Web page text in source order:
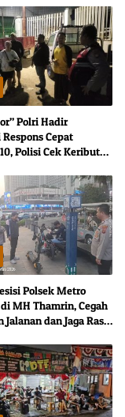
Polri Hadir
Cepat
Polisi Cek Keributan
Polsek Metro
MH Thamrin, Cegah
Jalanan dan Jaga Rasa